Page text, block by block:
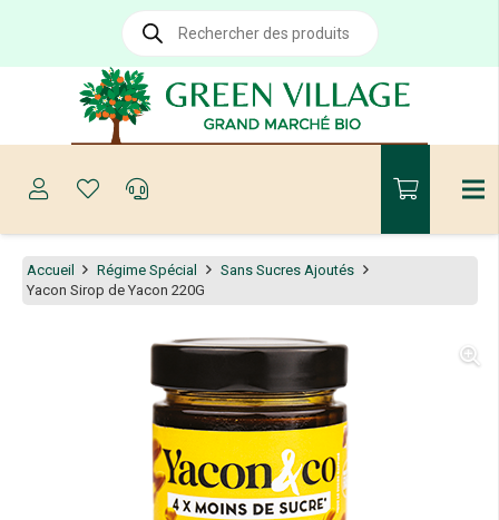
Recherche
produits
Accueil Régime Spécial
Sans Sucres Ajoutés
Yacon Sirop de Yacon 220G